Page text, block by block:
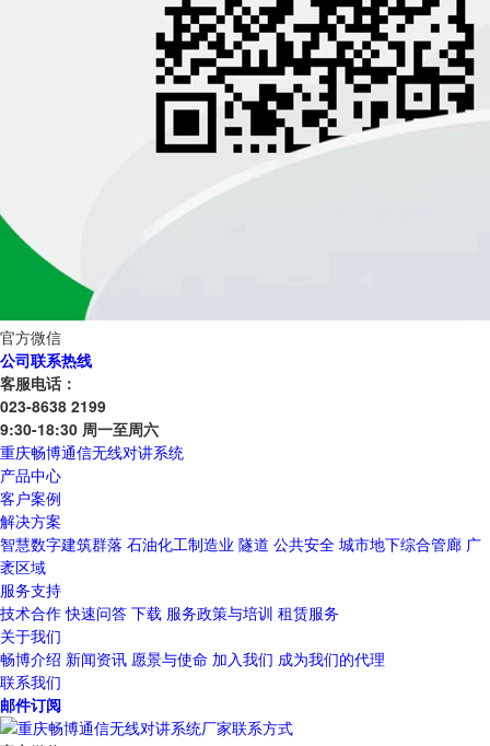
官方微信
公司联系热线
客服电话：
023-8638 2199
9:30-18:30 周一至周六
重庆畅博通信无线对讲系统
产品中心
客户案例
解决方案
智慧数字建筑群落 石油化工制造业 隧道 公共安全 城市地下综合管廊 广
袤区域
服务支持
技术合作 快速问答 下载 服务政策与培训 租赁服务
关于我们
畅博介绍 新闻资讯 愿景与使命 加入我们 成为我们的代理
联系我们
邮件订阅